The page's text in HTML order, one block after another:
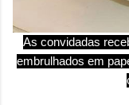
As convidadas
embrulhados em